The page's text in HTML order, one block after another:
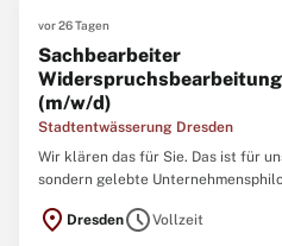
vor 26 Tagen
Sachbearbeiter
(m/w/d)
Stadtentwässerung Dresden
Wir klären das für Sie. Das ist für
sondern gelebte
Dresden GmbH ist ein
und der Gelsenwasser AG.
location_on DresdenscheduleVollzeit